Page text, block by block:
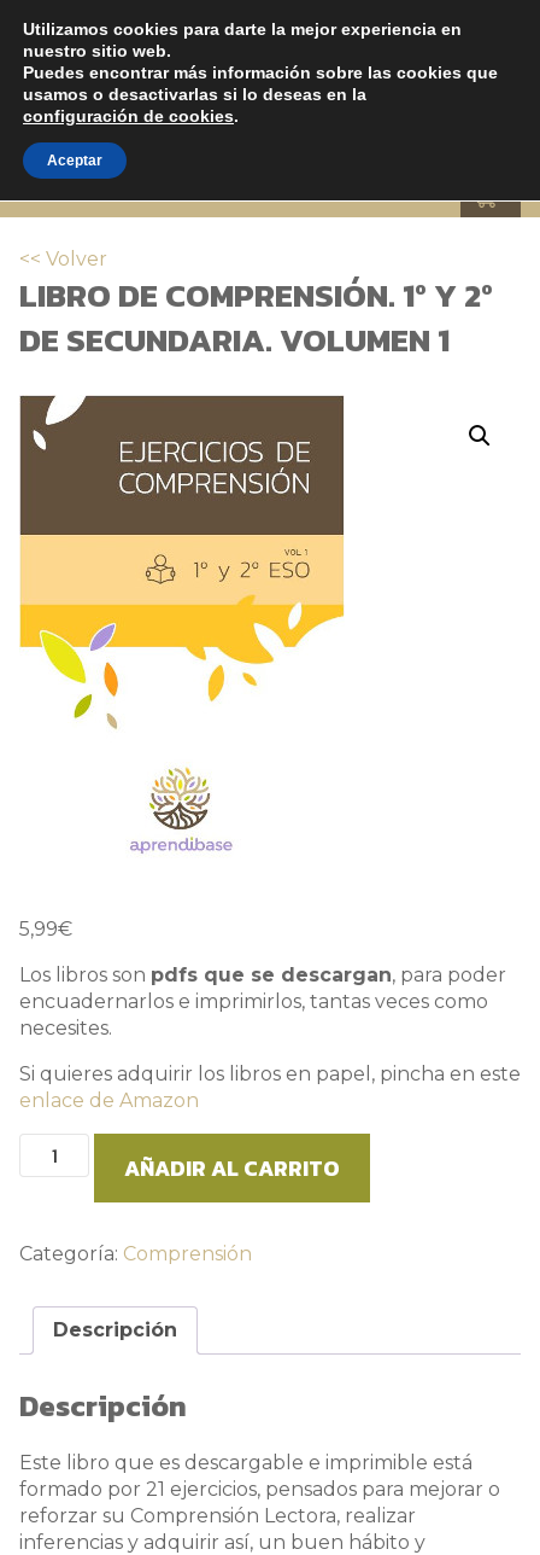
<< Volver
LIBRO DE COMPRENSIÓN. 1º Y 2º
DE SECUNDARIA. VOLUMEN 1
5,99€
Los libros son pdfs que se descargan, para poder
encuadernarlos e imprimirlos, tantas veces como
necesites.
Si quieres adquirir los libros en papel, pincha en este
enlace de Amazon
Libro
de
Comprensión.
y
de
secundaria.
Volumen
cantidad
AÑADIR AL CARRITO
Categoría: Comprensión
Descripción
Descripción
Este libro que es descargable e imprimible está
formado por 21 ejercicios, pensados para mejorar o
reforzar su Comprensión Lectora, realizar
inferencias y adquirir así, un buen hábito y
Utilizamos cookies para darte la mejor experiencia en
nuestro sitio web.
Puedes encontrar más información sobre las cookies que
usamos o desactivarlas si lo deseas en la
configuración de cookies.
Aceptar